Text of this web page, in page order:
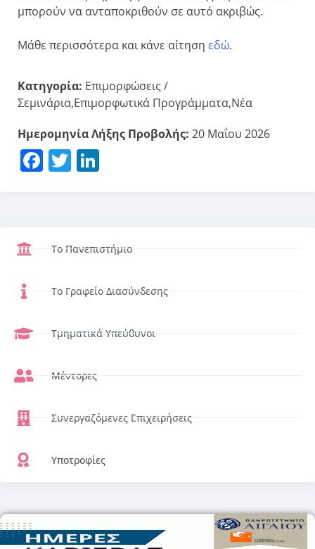
μπορούν να ανταποκριθούν σε αυτό ακριβώς.
Μάθε περισσότερα και κάνε αίτηση εδώ.
Κατηγορία: Επιμορφώσεις /
Σεμινάρια,Επιμορφωτικά Προγράμματα,Νέα
Ημερομηνία Λήξης Προβολής: 20 Μαΐου 2026
Facebook
Twitter
Το Πανεπιστήμιο
Το Γραφείο Διασύνδεσης
Τμηματικά Υπεύθυνοι
Μέντορες
Συνεργαζόμενες Επιχειρήσεις
Υποτροφίες